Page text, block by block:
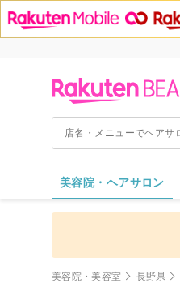
美容院・ヘアサロン
美容院・美容室 長野県